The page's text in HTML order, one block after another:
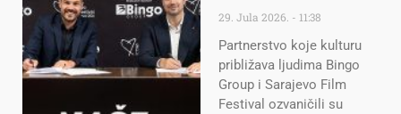
29. Jula 2026. 11:38
Partnerstvo koje kulturu
približava ljudima Bingo
Group i Sarajevo Film
Festival ozvaničili su